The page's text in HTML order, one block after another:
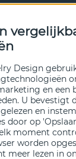
ben je als
Meld je
Design
en een
U bevestigt
en
door op
moment
worden
meer lezen in